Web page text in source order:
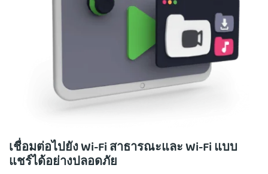
เชื่อมต่อไปยัง Wi-Fi สาธารณะและ Wi-Fi แบบ
แชร์ได้อย่างปลอดภัย